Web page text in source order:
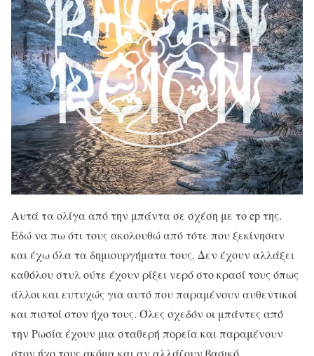
Αυτά τα ολίγα από την μπάντα σε σχέση με το ep της.
Εδώ να πω ότι τους ακολουθώ από τότε που ξεκίνησαν
και έχω όλα τα δημιουργήματα τους. Δεν έχουν αλλάξει
καθόλου στυλ ούτε έχουν ρίξει νερό στο κρασί τους όπως
άλλοι και ευτυχώς για αυτό που παραμένουν αυθεντικοί
και πιστοί στον ήχο τους. Όλες σχεδόν οι μπάντες από
την Ρωσία έχουν μια σταθερή πορεία και παραμένουν
στον ήχο τους ακόμα και αν αλλάζουν βασικό